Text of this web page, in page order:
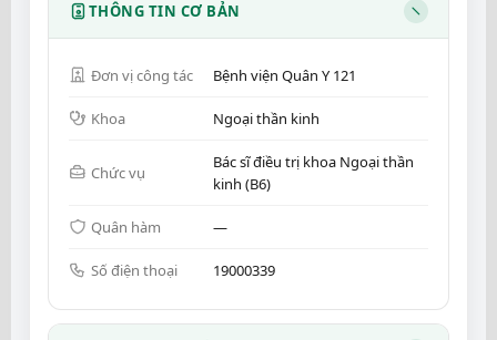
THÔNG TIN CƠ BẢN
Đơn vị công tác Bệnh viện Quân Y 121
Khoa Ngoại thần kinh
Chức vụ
Bác sĩ điều trị khoa Ngoại thần
kinh (B6)
Quân hàm —
Số điện thoại 19000339